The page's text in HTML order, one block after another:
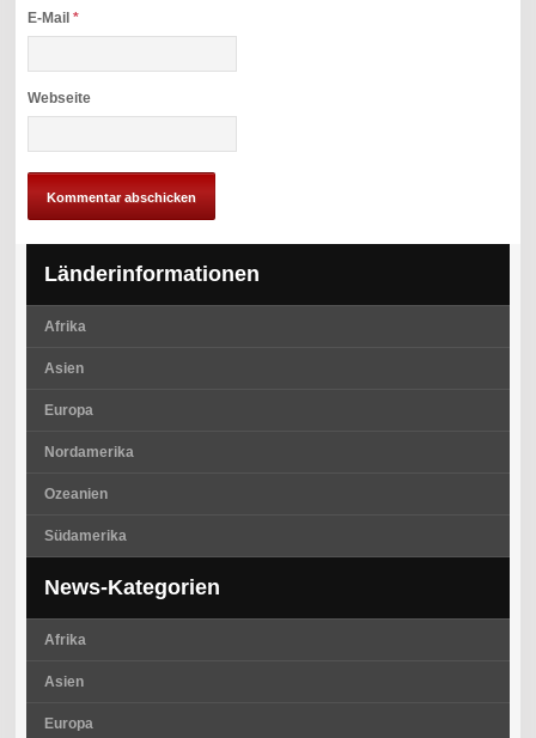
E-Mail*
Webseite
Länderinformationen
Afrika
Asien
Europa
Nordamerika
Ozeanien
Südamerika
News-Kategorien
Afrika
Asien
Europa